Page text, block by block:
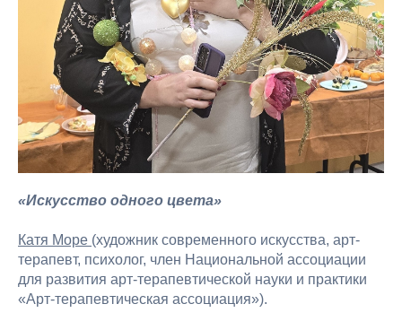
«Искусство одного цвета»
Катя Море (художник современного искусства, арт-
терапевт, психолог, член Национальной ассоциации
для развития арт-терапевтической науки и практики
«Арт-терапевтическая ассоциация»).